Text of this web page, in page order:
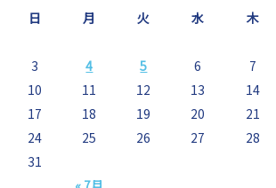
日
月 火 水 木
3
4 5 6 7
10
11 12 13 14
17
18 19 20 21
24
25 26 27 28
31